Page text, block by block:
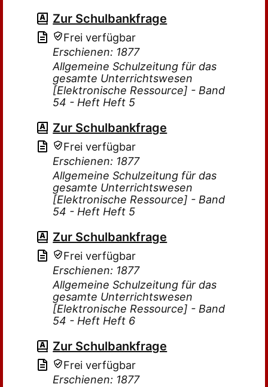
Zur Schulbankfrage
Frei verfügbar
Erschienen: 1877
Allgemeine Schulzeitung für das
gesamte Unterrichtswesen
[Elektronische Ressource] - Band
54 - Heft Heft 5
Zur Schulbankfrage
Frei verfügbar
Erschienen: 1877
Allgemeine Schulzeitung für das
gesamte Unterrichtswesen
[Elektronische Ressource] - Band
54 - Heft Heft 5
Zur Schulbankfrage
Frei verfügbar
Erschienen: 1877
Allgemeine Schulzeitung für das
gesamte Unterrichtswesen
[Elektronische Ressource] - Band
54 - Heft Heft 6
Zur Schulbankfrage
Frei verfügbar
Erschienen: 1877